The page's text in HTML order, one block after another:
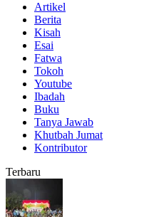
Artikel
Berita
Kisah
Esai
Fatwa
Tokoh
Youtube
Ibadah
Buku
Tanya Jawab
Khutbah Jumat
Kontributor
Terbaru